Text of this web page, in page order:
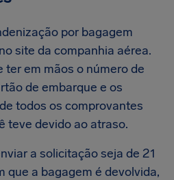
por bagagem
site da companhia aérea.
ter em mãos o número de
de embarque e os
todos os comprovantes
teve devido ao atraso.
a solicitação seja de 21
que a bagagem é devolvida,